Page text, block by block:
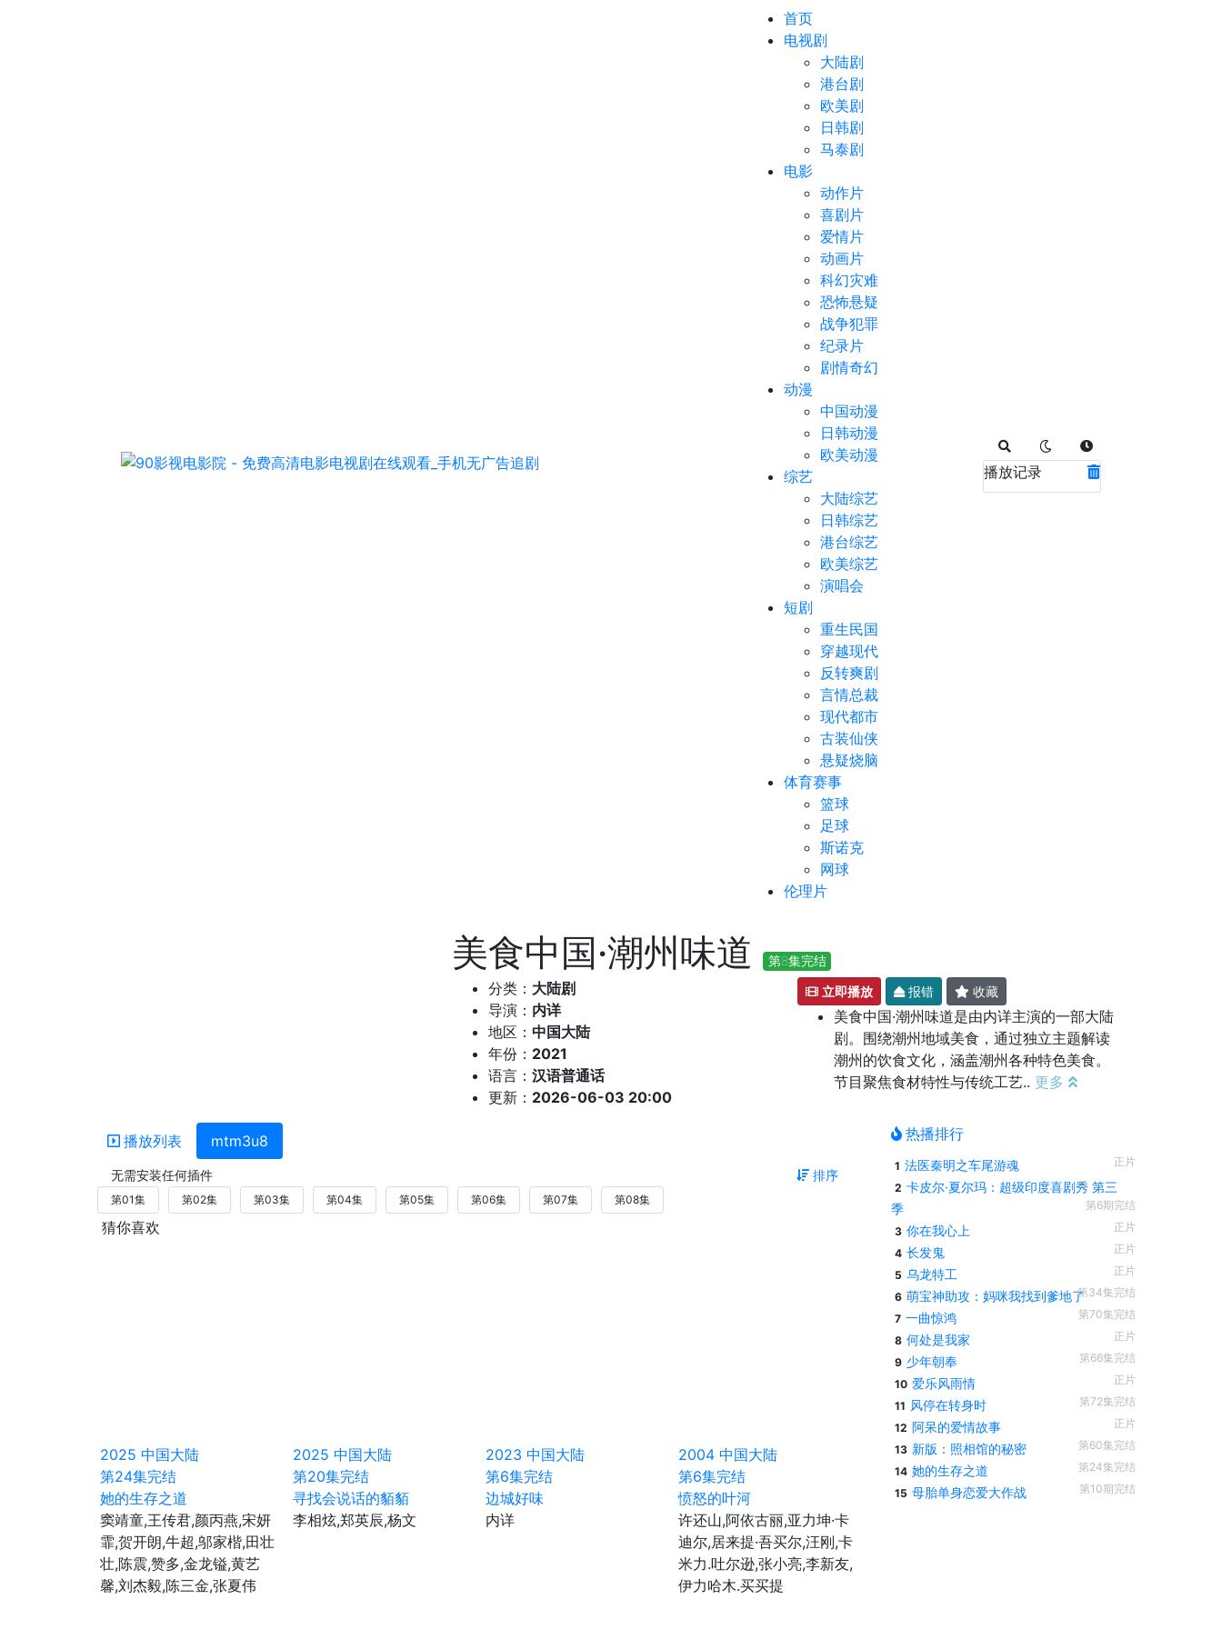
首页
电视剧
大陆剧
港台剧
欧美剧
日韩剧
马泰剧
电影
动作片
喜剧片
爱情片
动画片
科幻灾难
恐怖悬疑
战争犯罪
纪录片
剧情奇幻
动漫
中国动漫
日韩动漫
欧美动漫
综艺
大陆综艺
日韩综艺
港台综艺
欧美综艺
演唱会
短剧
重生民国
穿越现代
反转爽剧
言情总裁
现代都市
古装仙侠
悬疑烧脑
体育赛事
篮球
足球
斯诺克
网球
伦理片
播放记录
美食中国·潮州味道 第8集完结
分类： 大陆剧
导演： 内详
地区： 中国大陆
年份： 2021
语言： 汉语普通话
更新： 2026-06-03 20:00
立即播放 报错 收藏
美食中国·潮州味道是由内详主演的一部大陆
剧。围绕潮州地域美食，通过独立主题解读
潮州的饮食文化，涵盖潮州各种特色美食。
节目聚焦食材特性与传统工艺.. 更多
播放列表 mtm3u8
无需安装任何插件 排序
第01集 第02集 第03集 第04集 第05集 第06集 第07集 第08集
猜你喜欢
2025 中国大陆
第24集完结
她的生存之道
窦靖童,王传君,颜丙燕,宋妍
霏,贺开朗,牛超,邬家楷,田壮
壮,陈震,赞多,金龙镒,黄艺
馨,刘杰毅,陈三金,张夏伟
2025 中国大陆
第20集完结
寻找会说话的貊貊
李相炫,郑英辰,杨文
2023 中国大陆
第6集完结
边城好味
内详
2004 中国大陆
第6集完结
愤怒的叶河
许还山,阿依古丽,亚力坤·卡
迪尔,居来提·吾买尔,汪刚,卡
米力.吐尔逊,张小亮,李新友,
伊力哈木.买买提
热播排行
1 法医秦明之车尾游魂
正片
2 卡皮尔·夏尔玛：超级印度喜剧秀 第三
季
第6期完结
3 你在我心上
正片
4 长发鬼
正片
5 乌龙特工
正片
6 萌宝神助攻：妈咪我找到爹地了第34集完结
7 一曲惊鸿
第70集完结
8 何处是我家
正片
9 少年朝奉
第66集完结
10 爱乐风雨情
正片
11 风停在转身时
第72集完结
12 阿呆的爱情故事
正片
13 新版：照相馆的秘密
第60集完结
14 她的生存之道
第24集完结
15 母胎单身恋爱大作战 第10期完结